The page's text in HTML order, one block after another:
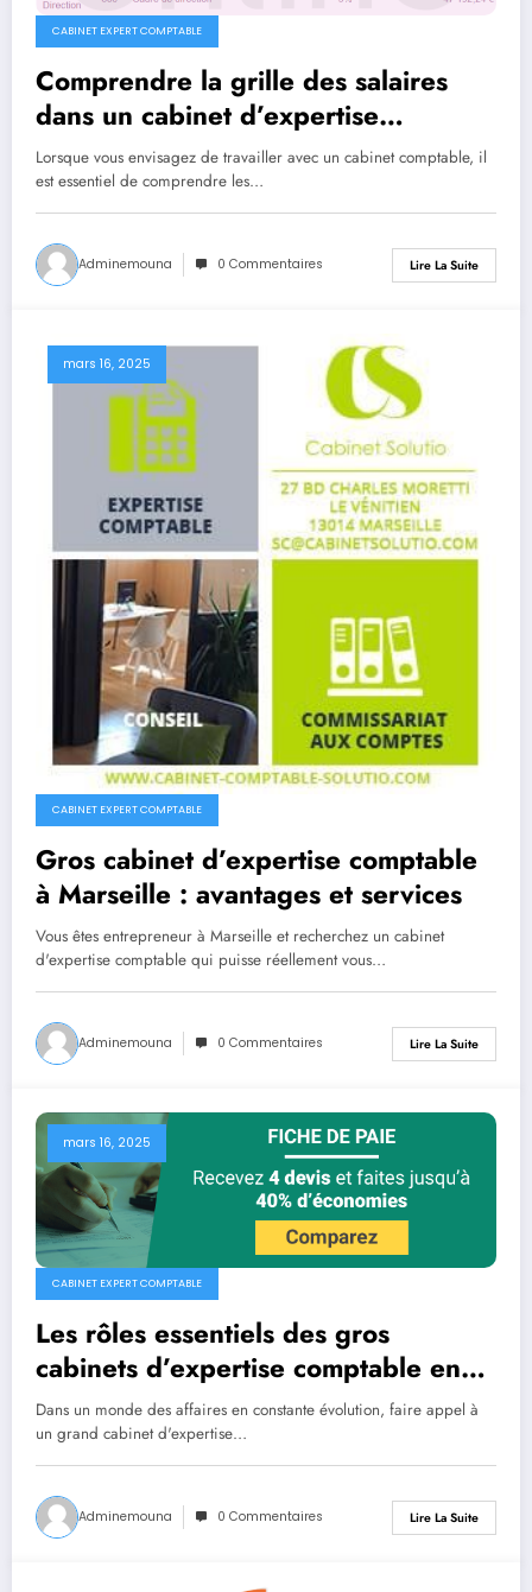
CABINET EXPERT COMPTABLE
Comprendre la grille des salaires
dans un cabinet d’expertise
comptable
Lorsque vous envisagez de travailler avec un cabinet comptable, il
est essentiel de comprendre les…
Adminemouna 0 Commentaires Lire La Suite
mars 16, 2025
CABINET EXPERT COMPTABLE
Gros cabinet d’expertise comptable
à Marseille : avantages et services
Vous êtes entrepreneur à Marseille et recherchez un cabinet
d'expertise comptable qui puisse réellement vous…
Adminemouna 0 Commentaires Lire La Suite
mars 16, 2025
CABINET EXPERT COMPTABLE
Les rôles essentiels des gros
cabinets d’expertise comptable en
entreprise
Dans un monde des affaires en constante évolution, faire appel à
un grand cabinet d'expertise…
Adminemouna 0 Commentaires Lire La Suite